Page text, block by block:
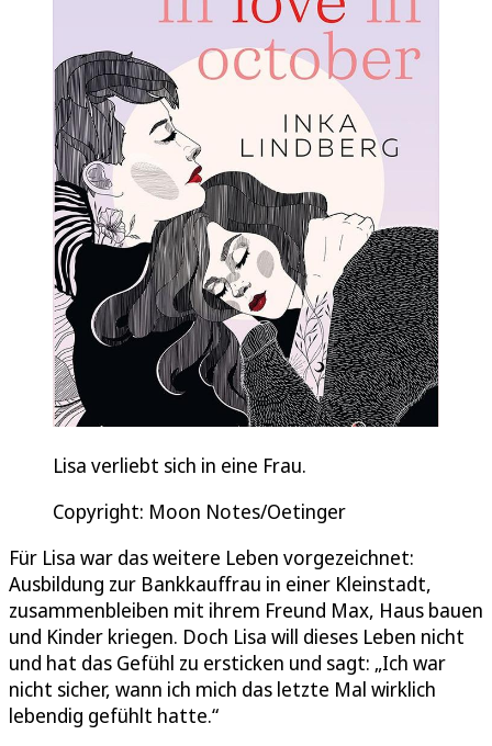
Lisa verliebt sich in eine Frau.
Copyright: Moon Notes/Oetinger
Für Lisa war das weitere Leben vorgezeichnet:
Ausbildung zur Bankkauffrau in einer Kleinstadt,
zusammenbleiben mit ihrem Freund Max, Haus bauen
und Kinder kriegen. Doch Lisa will dieses Leben nicht
und hat das Gefühl zu ersticken und sagt: „Ich war
nicht sicher, wann ich mich das letzte Mal wirklich
lebendig gefühlt hatte.“